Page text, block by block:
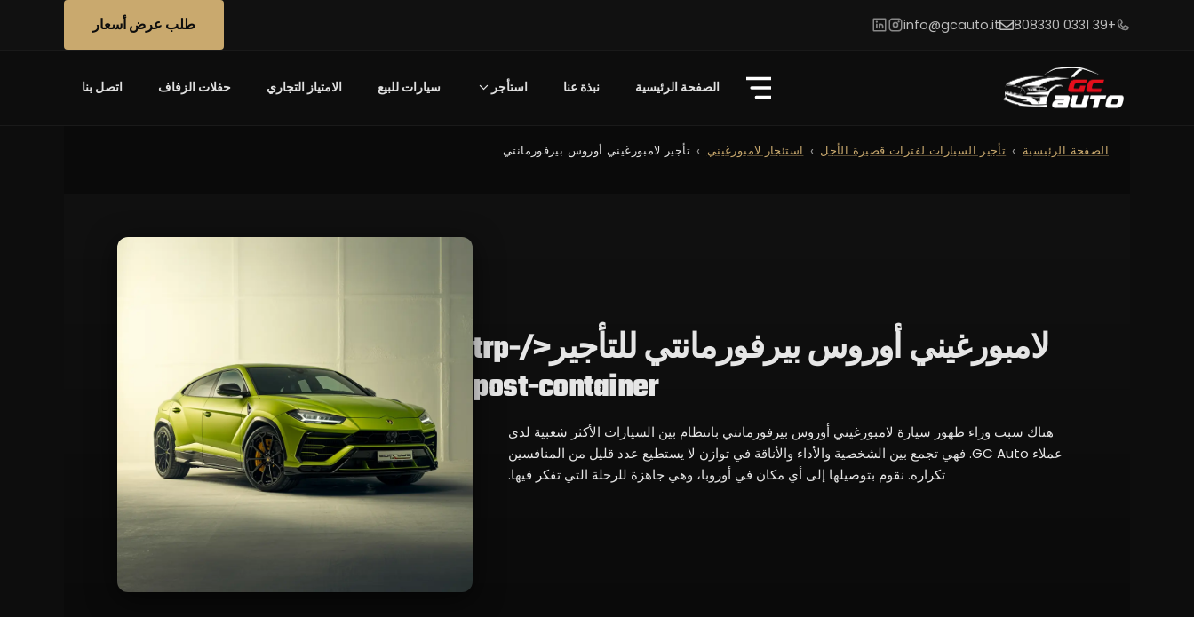
+39 0331 808330
info@gcauto.it طلب عرض أسعار
الصفحة الرئيسية نبذة عنا استأجر سيارات للبيع الامتياز التجاري حفلات الزفاف اتصل بنا
الصفحة الرئيسية تأجير السيارات لفترات قصيرة الأجل استئجار لامبورغيني تأجير لامبورغيني أوروس بيرفورمانتي
لامبورغيني أوروس بيرفورمانتي للتأجير</trp-
post-container
هناك سبب وراء ظهور سيارة لامبورغيني أوروس بيرفورمانتي بانتظام بين السيارات الأكثر شعبية لدى
عملاء GC Auto. فهي تجمع بين الشخصية والأداء والأناقة في توازن لا يستطيع عدد قليل من المنافسين
تكراره. نقوم بتوصيلها إلى أي مكان في أوروبا، وهي جاهزة للرحلة التي تفكر فيها.